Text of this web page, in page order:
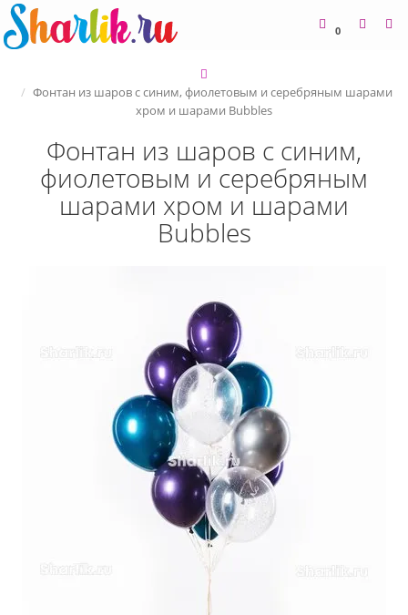
0
Фонтан из шаров с синим, фиолетовым и серебряным шарами
хром и шарами Bubbles
Фонтан из шаров с синим,
фиолетовым и серебряным
шарами хром и шарами
Bubbles